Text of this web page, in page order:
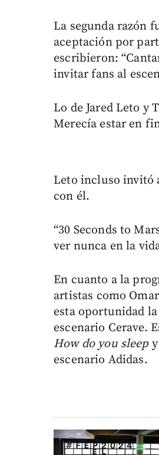
La segunda razón
aceptación por
escribieron:
invitar fans al
Lo de Jared Leto y
Merecía estar en
Leto incluso invitó
con él.
“30 Seconds to
ver nunca en la
En cuanto a la
artistas como
esta oportunidad
escenario Cerave.
How do you sleepy
escenario Adidas.